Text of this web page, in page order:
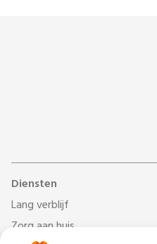
Diensten
Lang verblijf
Zorg aan huis